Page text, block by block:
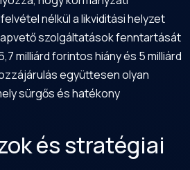
nélkül a likviditási helyzet
szolgáltatások fenntartását
milliárd forintos hiány és 5 milliárd
együttesen olyan
sürgős és hatékony
és stratégiai